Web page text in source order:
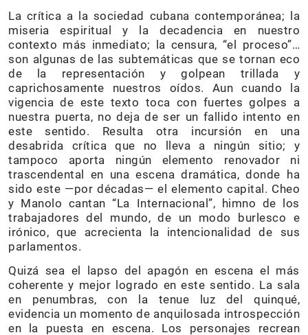
La crítica a la sociedad cubana contemporánea; la
miseria espiritual y la decadencia en nuestro
contexto más inmediato; la censura, “el proceso”…
son algunas de las subtemáticas que se tornan eco
de la representación y golpean trillada y
caprichosamente nuestros oídos. Aun cuando la
vigencia de este texto toca con fuertes golpes a
nuestra puerta, no deja de ser un fallido intento en
este sentido. Resulta otra incursión en una
desabrida crítica que no lleva a ningún sitio; y
tampoco aporta ningún elemento renovador ni
trascendental en una escena dramática, donde ha
sido este —por décadas— el elemento capital. Cheo
y Manolo cantan “La Internacional”, himno de los
trabajadores del mundo, de un modo burlesco e
irónico, que acrecienta la intencionalidad de sus
parlamentos.
Quizá sea el lapso del apagón en escena el más
coherente y mejor logrado en este sentido. La sala
en penumbras, con la tenue luz del quinqué,
evidencia un momento de anquilosada introspección
en la puesta en escena. Los personajes recrean